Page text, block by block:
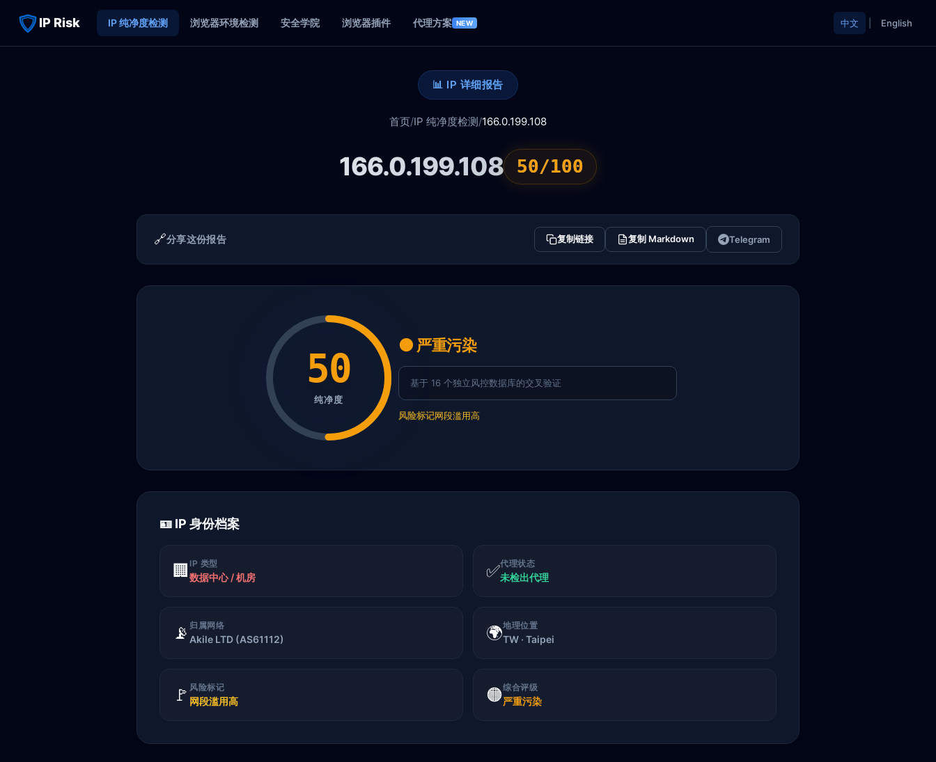
IP Risk IP 纯净度检测 浏览器环境检测 安全学院 浏览器插件 代理方案 NEW 中文 English
📊 IP 详细报告
首页/IP 纯净度检测/166.0.199.108
166.0.199.108 50/100
🔗分享这份报告 复制链接 复制 Markdown Telegram
50
纯净度
🟠 严重污染
基于 16 个独立风控数据库的交叉验证
风险标记网段滥用高
🪪 IP 身份档案
🏢 IP 类型
数据中心 / 机房 ✅代理状态
未检出代理
📡 归属网络
Akile LTD (AS61112) 🌍地理位置
TW · Taipei
🚩 风险标记
网段滥用高 🟠综合评级
严重污染